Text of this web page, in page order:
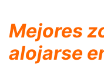
Mejores
alojarse